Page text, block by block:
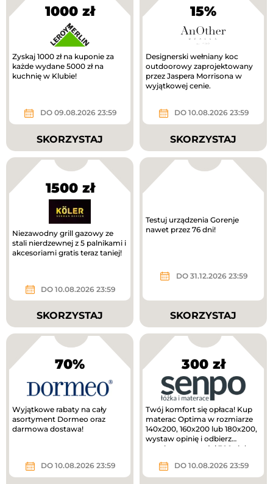
1000 zł
Zyskaj 1000 zł na kuponie za
każde wydane 5000 zł na
kuchnię w Klubie!
DO 09.08.2026 23:59
SKORZYSTAJ
15%
Designerski wełniany koc
outdoorowy zaprojektowany
przez Jaspera Morrisona w
wyjątkowej cenie.
DO 10.08.2026 23:59
SKORZYSTAJ
1500 zł
Niezawodny grill gazowy ze
stali nierdzewnej z 5 palnikami i
akcesoriami gratis teraz taniej!
DO 10.08.2026 23:59
SKORZYSTAJ
Testuj urządzenia Gorenje
nawet przez 76 dni!
DO 31.12.2026 23:59
SKORZYSTAJ
70%
Wyjątkowe rabaty na cały
asortyment Dormeo oraz
darmowa dostawa!
DO 10.08.2026 23:59
300 zł
Twój komfort się opłaca! Kup
materac Optima w rozmiarze
140x200, 160x200 lub 180x200,
wystaw opinię i odbierz
voucher o wartości 300 zł do...
DO 10.08.2026 23:59